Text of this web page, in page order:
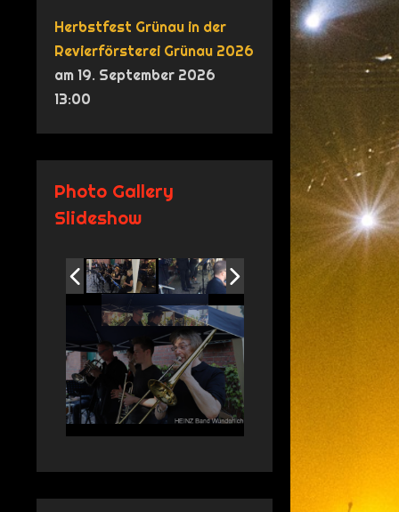
Herbstfest Grünau in der
Revierförsterei Grünau 2026
am 19. September 2026
13:00
Photo Gallery
Slideshow